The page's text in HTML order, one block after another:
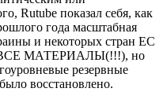
Rutube показал себя, как
года масштабная
и некоторых стран ЕС
ВСЕ МАТЕРИАЛЫ(!!!), но
резервные
восстановлено.